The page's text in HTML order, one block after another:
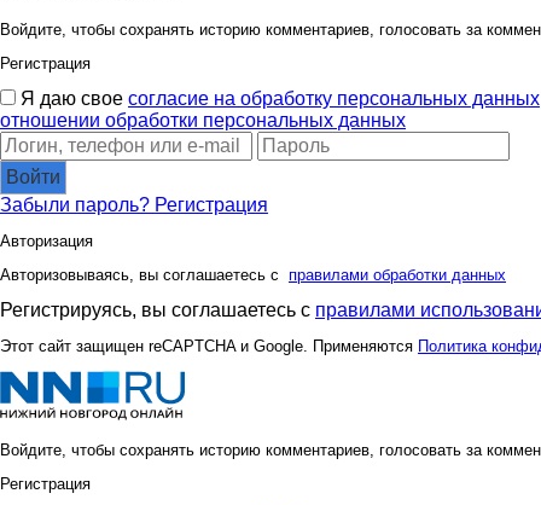
Войдите, чтобы сохранять историю комментариев, голосовать за
Регистрация
Я даю свое согласие на обработку персональных данных
отношении обработки персональных данных
Войти
Забыли пароль? Регистрация
Авторизация
Авторизовываясь, вы соглашаетесь с правилами обработки данных
Регистрируясь, вы соглашаетесь с правилами
Этот сайт защищен reCAPTCHA и Google. Применяются Политика
Войдите, чтобы сохранять историю комментариев, голосовать за
Регистрация